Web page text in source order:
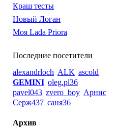
Краш тесты
Новый Логан
Моя Lada Priora
Последние посетители
alexandrloch ALK ascold
GEMINI oleg.pl36
pavel043 zvero_boy Арнис
Серж437 саня36
Архив